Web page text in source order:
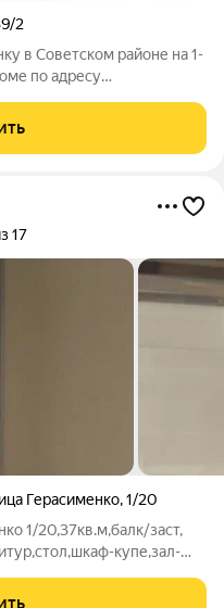
2
в Советском районе на 1-
по адресу
холодильник, телевизор,
17
Герасименко,1/20
1/20,37кв.м,балк/заст,
купе,зал-
факту заселения»»»»